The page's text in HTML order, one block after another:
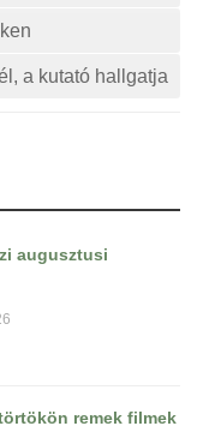
a kutató hallgatja
augusztusi
remek filmek